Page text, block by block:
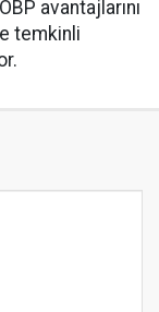
avantajlarını
temkinli